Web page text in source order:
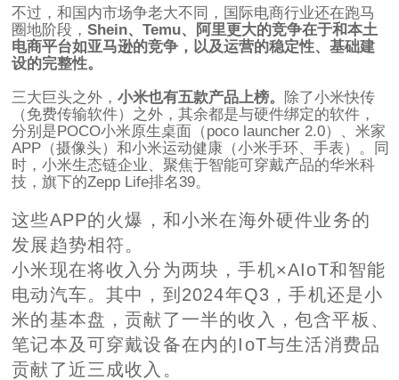
不过，和国内市场争老大不同，国际电商行业还在跑马
圈地阶段，Shein、Temu、阿里更大的竞争在于和本土
电商平台如亚马逊的竞争，以及运营的稳定性、基础建
设的完整性。
三大巨头之外，小米也有五款产品上榜。 除了小米快传
（免费传输软件）之外，其余都是与硬件绑定的软件，
分别是POCO小米原生桌面（poco launcher 2.0）、米家
APP（摄像头）和小米运动健康（小米手环、手表）。同
时，小米生态链企业、聚焦于智能可穿戴产品的华米科
技，旗下的Zepp Life排名39。
这些APP的火爆，和小米在海外硬件业务的
发展趋势相符。
小米现在将收入分为两块，手机×AIoT和智能
电动汽车。其中，到2024年Q3，手机还是小
米的基本盘，贡献了一半的收入，包含平板、
笔记本及可穿戴设备在内的IoT与生活消费品
贡献了近三成收入。